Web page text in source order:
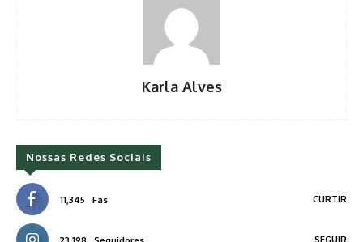
Karla Alves
Nossas Redes Sociais
11,345 Fãs CURTIR
SEGUIR